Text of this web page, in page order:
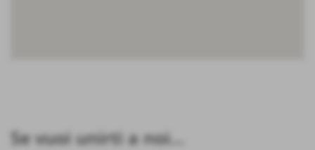
Se vuoi unirti a noi...